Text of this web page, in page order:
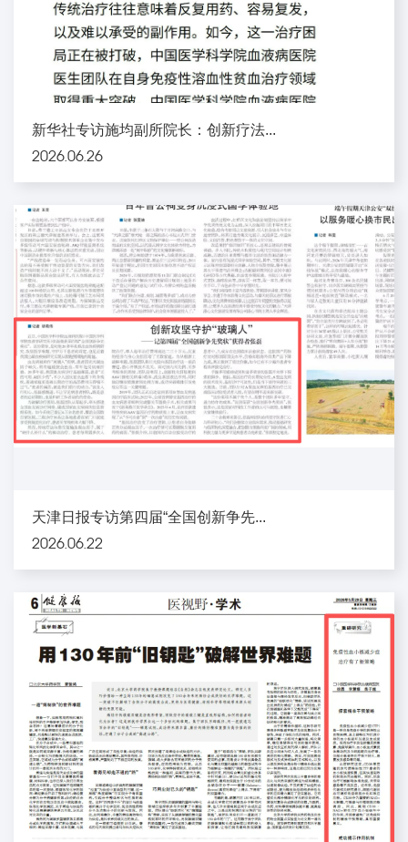
新华社专访施均副所院长：创新疗法...
2026.06.26
天津日报专访第四届“全国创新争先...
2026.06.22